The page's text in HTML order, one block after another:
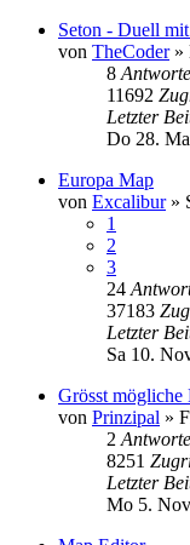
Seton - Duell
von TheCoder»
8
11692
Letzter
Do 28.
Europa Map
von Excalibur»
1
2
3
24
37183
Letzter
Sa 10.
Grösst
von Prinzipal »
2
8251
Letzter
Mo 5.